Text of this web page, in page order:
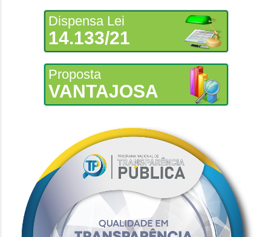
Dispensa Lei
14.133/21
Proposta
VANTAJOSA